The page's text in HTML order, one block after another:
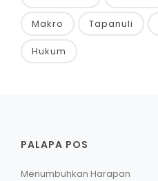
Makro Tapanuli
Hukum
PALAPA POS
Menumbuhkan Harapan